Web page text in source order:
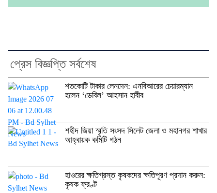
প্রেস বিজ্ঞপ্তি সর্বশেষ
শতকোটি টাকার লেনদেন: এনবিআরের চেয়ারম্যান
হলেন ‘ডেবিল’ আহসান হাবীব
শহীদ জিয়া স্মৃতি সংসদ সিলেট জেলা ও মহানগর শাখার
আহ্বায়ক কমিটি গঠন
হাওরের ক্ষতিগ্রস্ত কৃষকদের ক্ষতিপূরণ প্রদান করুন:
কৃষক ফ্রণ্ট